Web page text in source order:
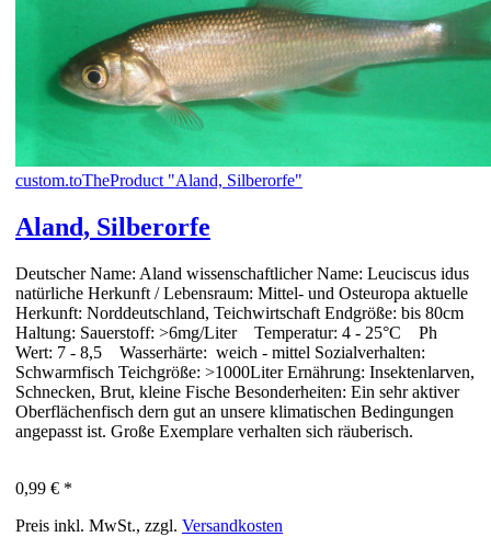
custom.toTheProduct "Aland, Silberorfe"
Aland, Silberorfe
Deutscher Name: Aland wissenschaftlicher Name: Leuciscus idus
natürliche Herkunft / Lebensraum: Mittel- und Osteuropa aktuelle
Herkunft: Norddeutschland, Teichwirtschaft Endgröße: bis 80cm
Haltung: Sauerstoff: >6mg/Liter Temperatur: 4 - 25°C Ph
Wert: 7 - 8,5 Wasserhärte: weich - mittel Sozialverhalten:
Schwarmfisch Teichgröße: >1000Liter Ernährung: Insektenlarven,
Schnecken, Brut, kleine Fische Besonderheiten: Ein sehr aktiver
Oberflächenfisch dern gut an unsere klimatischen Bedingungen
angepasst ist. Große Exemplare verhalten sich räuberisch.
0,99 € *
Preis inkl. MwSt., zzgl. Versandkosten